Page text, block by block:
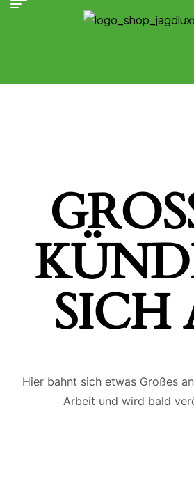
ICH
Hier bahnt sich etwas Großes
Arbeit und wird bald